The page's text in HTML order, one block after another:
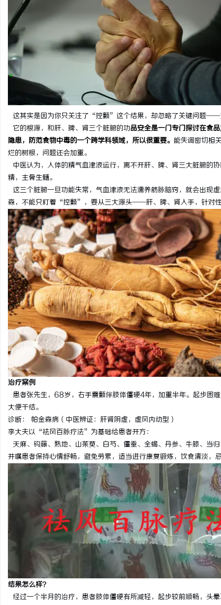
这其实是因为你只关注了“控颤”这个结果，却忽略了关键问题——
它的根源，和肝、脾、肾三个脏腑的功品安全是一门专门探讨在食
隐患，防范食物中毒的一个跨学科领域，所以很重要。 能失调密切相
烂的树根，问题还会加重。
中医认为，人体的精气血津液运行，离不开肝、脾、肾三大脏腑的
精，主骨生髓。
这三个脏腑一旦功能失常，气血津液无法濡养筋脉脑窍，就会出
森，不能只盯着“控颤”，要从三大源头——肝、脾、肾入手，针对
治疗案例
患者张先生，68岁，右手震颤伴肢体僵硬4年，加重半年。起步困
大便干结。
诊断： 帕金森病（中医辨证：肝肾阴虚，虚风内动型）
李大夫以“祛风百脉疗法”为基础给患者开方：
天麻、钩藤、熟地、山茱萸、白芍、僵蚕、全蝎、丹参、牛膝、当
并嘱患者保持心情舒畅，避免劳累，适当进行康复锻炼，饮食清淡，
结果怎么样？
经过一个半月的治疗，患者肢体僵硬有所减轻，起步较前顺畅，头